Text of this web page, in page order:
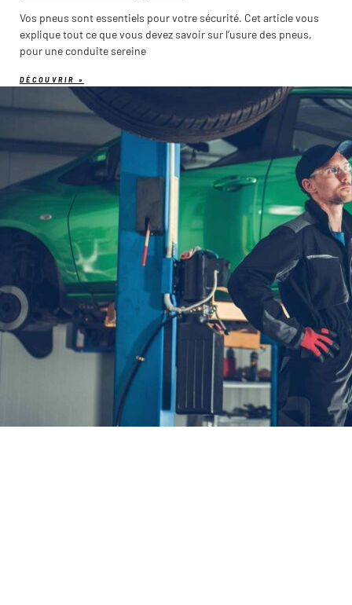
Vos pneus sont essentiels pour votre sécurité. Cet article vous
explique tout ce que vous devez savoir sur l’usure des pneus,
pour une conduite sereine
DÉCOUVRIR »